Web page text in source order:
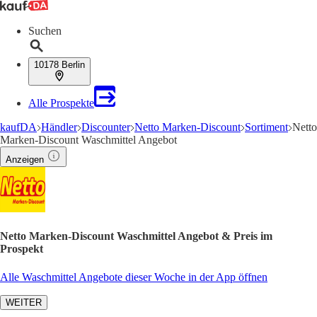
Suchen
10178 Berlin
Alle Prospekte
kaufDA Händler Discounter Netto Marken-Discount Sortiment Netto
Marken-Discount Waschmittel Angebot
Anzeigen
Netto Marken-Discount Waschmittel Angebot & Preis im
Prospekt
Alle Waschmittel Angebote dieser Woche in der App öffnen
WEITER